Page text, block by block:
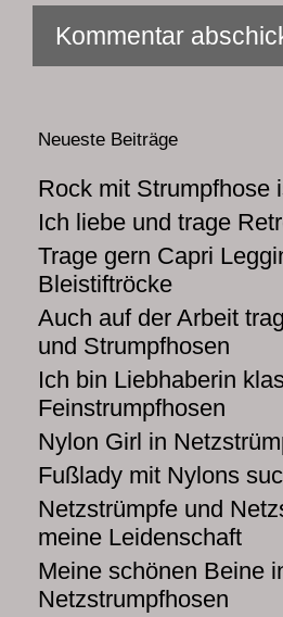
Neueste Beiträge
Rock mit Strumpfhose
Ich liebe und trage
Trage gern Capri
Bleistiftröcke
Auch auf der Arbeit
und Strumpfhosen
Ich bin Liebhaberin
Feinstrumpfhosen
Nylon Girl in
Fußlady mit Nylons
Netzstrümpfe und
meine Leidenschaft
Meine schönen Beine
Netzstrumpfhosen